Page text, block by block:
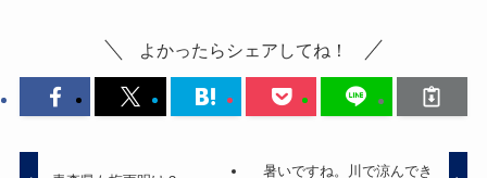
よかったらシェアしてね！
暑いですね。川で涼んでき